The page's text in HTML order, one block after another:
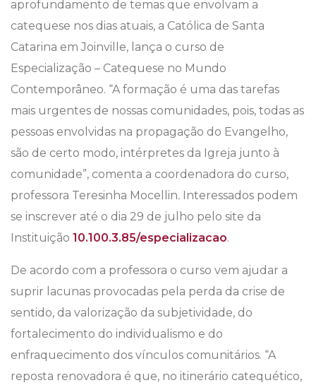
aprofundamento de temas que envolvam a
catequese nos dias atuais, a Católica de Santa
Catarina em Joinville, lança o curso de
Especialização – Catequese no Mundo
Contemporâneo. “A formação é uma das tarefas
mais urgentes de nossas comunidades, pois, todas as
pessoas envolvidas na propagação do Evangelho,
são de certo modo, intérpretes da Igreja junto à
comunidade”, comenta a coordenadora do curso,
professora Teresinha Mocellin. Interessados podem
se inscrever até o dia 29 de julho pelo site da
Instituição 10.100.3.85/especializacao.
De acordo com a professora o curso vem ajudar a
suprir lacunas provocadas pela perda da crise de
sentido, da valorização da subjetividade, do
fortalecimento do individualismo e do
enfraquecimento dos vínculos comunitários. “A
reposta renovadora é que, no itinerário catequético,